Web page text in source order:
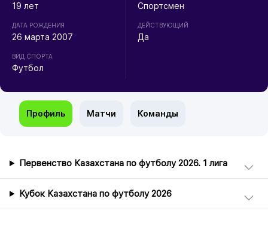
19 лет
ДАТА РОЖДЕНИЯ
26 марта 2007
ВИД СПОРТА
Футбол
Спортсмен
ДЕЙСТВУЮЩИЙ
Да
Профиль Матчи Команды
Первенство Казахстана по футболу 2026. 1 лига
Кубок Казахстана по футболу 2026